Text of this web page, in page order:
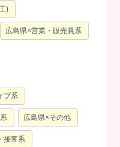
)
広島県×営業・販売員系
ブ系
広島県×その他
接客系